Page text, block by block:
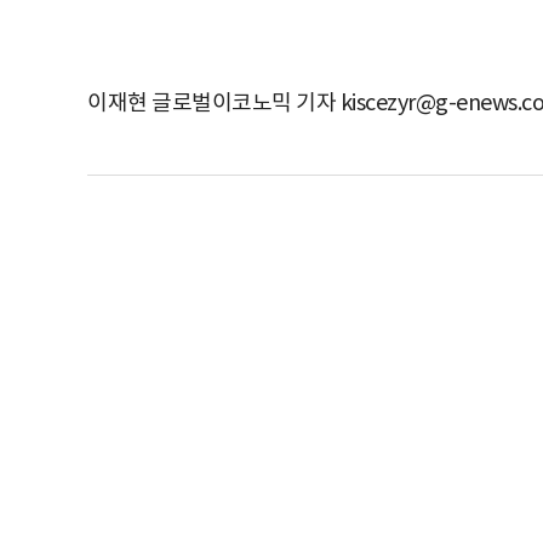
이재현 글로벌이코노믹 기자 kiscezyr@g-